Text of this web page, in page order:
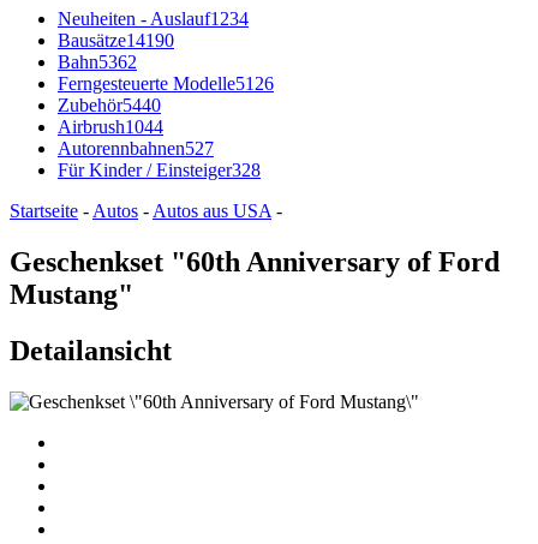
Neuheiten - Auslauf1234
Bausätze14190
Bahn5362
Ferngesteuerte Modelle5126
Zubehör5440
Airbrush1044
Autorennbahnen527
Für Kinder / Einsteiger328
Startseite - Autos - Autos aus USA -
Geschenkset "60th Anniversary of Ford
Mustang"
Detailansicht